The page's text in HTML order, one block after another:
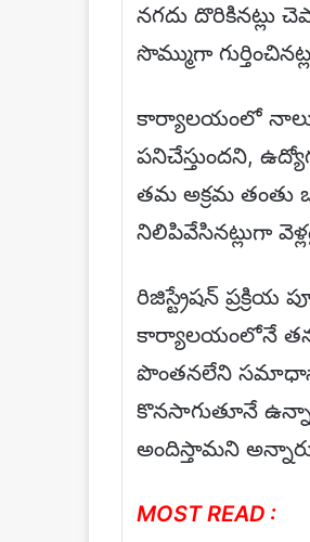
నగదు దొరికినట్లు
సొమ్ముగా
కార్యాలయంలో
పనిచేస్తుందని,
తమ అక్రమ తంతు
నిలిపివేసినట్లుగా
రిజిస్ట్రేషన్ ప్రక్రియ
కార్యాలయంలోనే తన
పొంతనలేని
కొనసాగుతూనే
అందిస్తామని
MOST READ :